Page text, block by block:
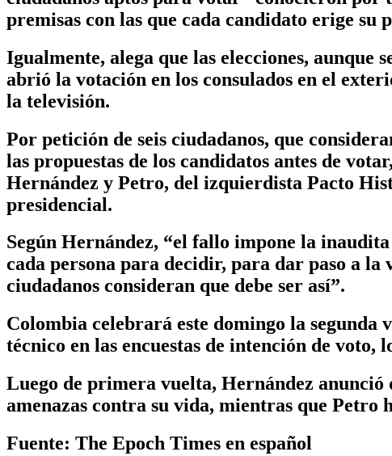
premisas con las que cada candidato erige
Igualmente, alega que las elecciones, aunque
abrió la votación en los consulados en el
la televisión.
Por petición de seis ciudadanos, que
las propuestas de los candidatos antes de
Hernández y Petro, del izquierdista Pacto
presidencial.
Según Hernández, “el fallo impone la
cada persona para decidir, para dar paso a la
ciudadanos consideran que debe ser así”.
Colombia celebrará este domingo la segunda
técnico en las encuestas de intención de
Luego de primera vuelta, Hernández
amenazas contra su vida, mientras que Petro
Fuente: The Epoch Times en español